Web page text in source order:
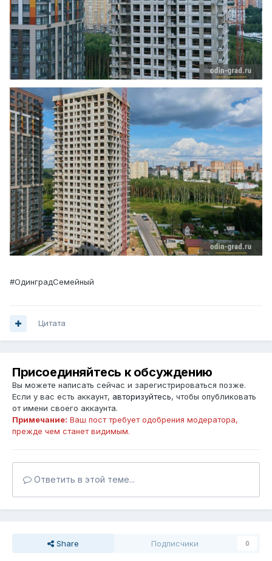
#ОдинградСемейный
Цитата
Присоединяйтесь к обсуждению
Вы можете написать сейчас и зарегистрироваться позже.
Если у вас есть аккаунт, авторизуйтесь, чтобы опубликовать
от имени своего аккаунта.
Примечание: Ваш пост требует одобрения модератора,
прежде чем станет видимым.
Ответить в этой теме...
Share Подписчики 0